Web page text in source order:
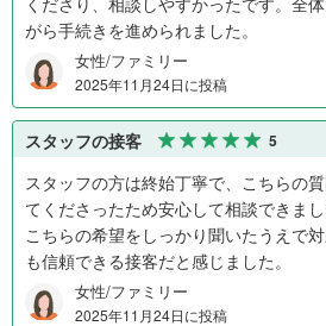
がら手続きを進められました。
女性/ファミリー
2025年11月24日に投稿
スタッフの接客 5
スタッフの方は終始丁寧で、こちらの
てくださったため安心して相談できまし
こちらの希望をしっかり聞いたうえで
も信頼できる接客だと感じました。
女性/ファミリー
2025年11月24日に投稿